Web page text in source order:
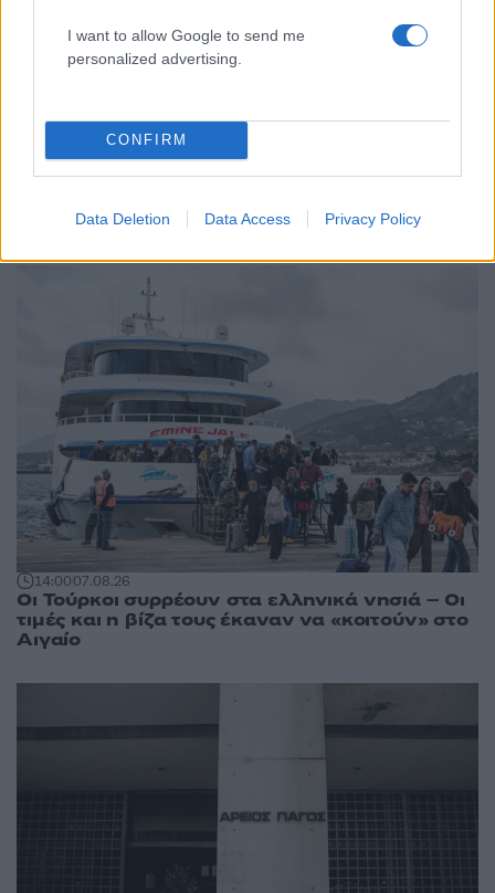
I want to allow Google to send me
personalized advertising.
CONFIRM
Data Deletion Data Access Privacy Policy
να απολογηθεί την Τρίτη – «Είναι αθώα,
συμμετείχε στη διαδήλωση όπως και
100.000 άτομα»
άρθρα
14:0007.08.26
Οι Τούρκοι συρρέουν στα ελληνικά νησιά – Οι
τιμές και η βίζα τους έκαναν να «κοιτούν» στο
Αιγαίο